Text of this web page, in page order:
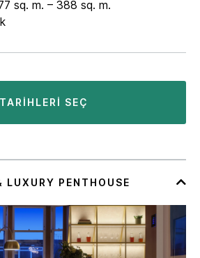
sq. m. – 388 sq. m.
TARIHLERI SEÇ